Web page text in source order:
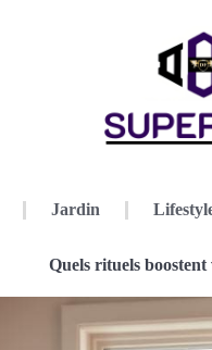
Jardin
Quels rituels